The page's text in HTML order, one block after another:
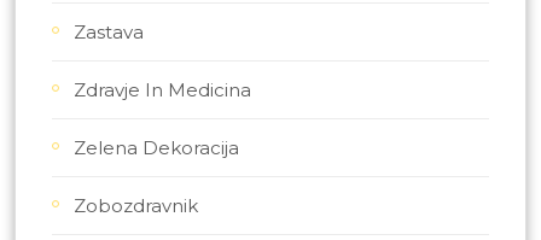
Zastava
Zdravje In Medicina
Zelena Dekoracija
Zobozdravnik